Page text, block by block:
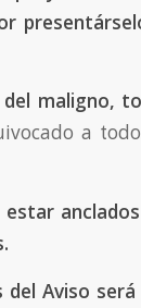
maligno,
a
estar
del Aviso